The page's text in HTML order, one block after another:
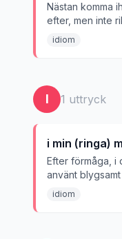
Nästan komma
efter, men inte
idiom
I 1 uttryck
i min (ringa)
Efter förmåga, i
använt
idiom